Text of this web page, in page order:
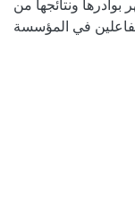
ونتائجها من
في المؤسسة